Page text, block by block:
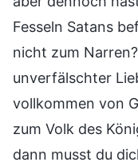
Fesseln Satans
nicht zum
unverfälschter
vollkommen von
zum Volk des
dann musst du